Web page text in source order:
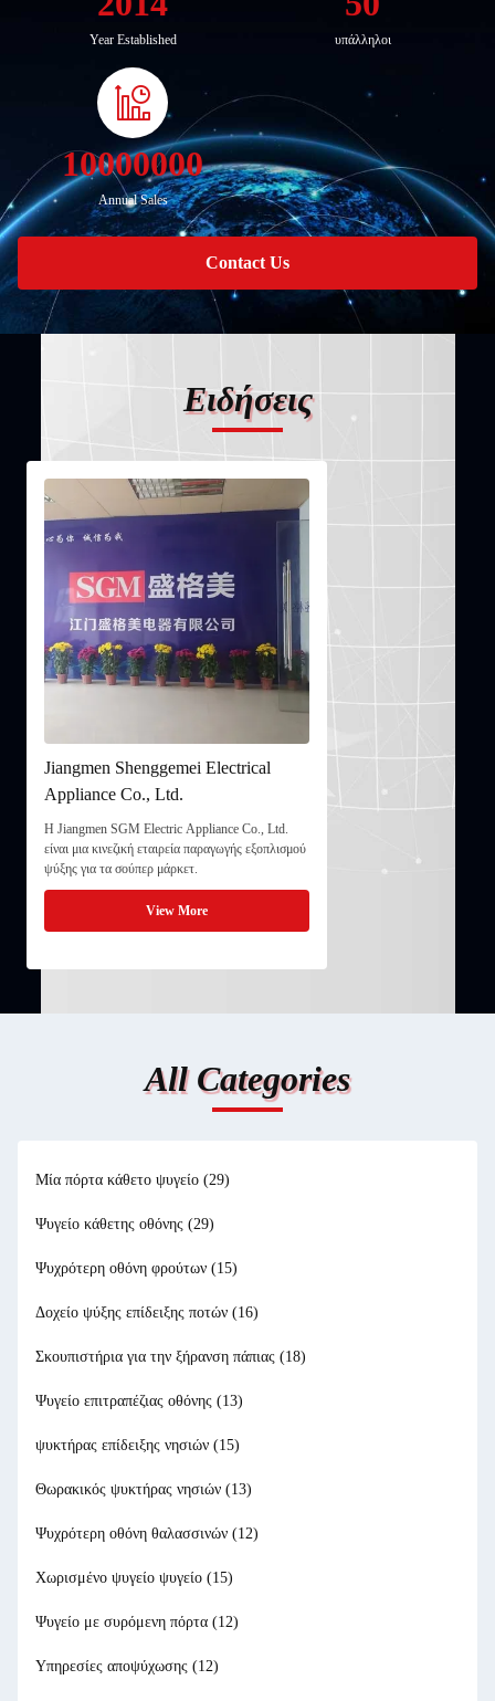
Year Established υπάλληλοι
10000000
Annual Sales
Contact Us
Ειδήσεις
Jiangmen Shenggemei Electrical
Appliance Co., Ltd.
Η Jiangmen SGM Electric Appliance Co., Ltd.
είναι μια κινεζική εταιρεία παραγωγής εξοπλισμού
ψύξης για τα σούπερ μάρκετ.
View More
All Categories
Μία πόρτα κάθετο ψυγείο (29)
Ψυγείο κάθετης οθόνης (29)
Ψυχρότερη οθόνη φρούτων (15)
Δοχείο ψύξης επίδειξης ποτών (16)
Σκουπιστήρια για την ξήρανση πάπιας (18)
Ψυγείο επιτραπέζιας οθόνης (13)
ψυκτήρας επίδειξης νησιών (15)
Θωρακικός ψυκτήρας νησιών (13)
Ψυχρότερη οθόνη θαλασσινών (12)
Χωρισμένο ψυγείο ψυγείο (15)
Ψυγείο με συρόμενη πόρτα (12)
Υπηρεσίες αποψύχωσης (12)